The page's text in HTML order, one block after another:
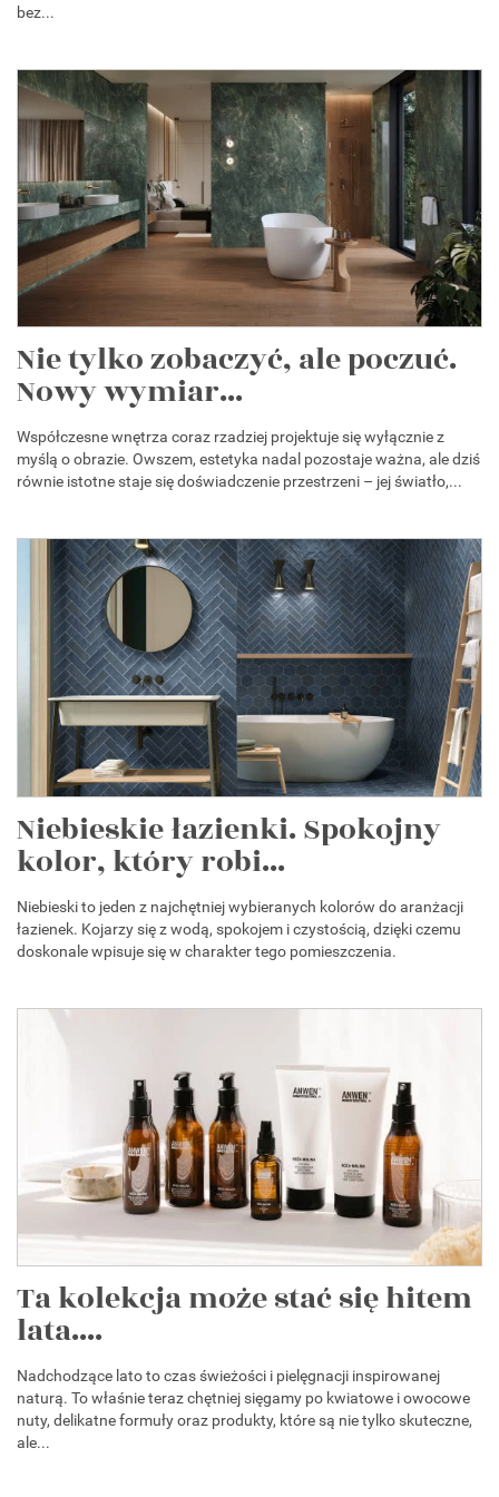
bez...
Nie tylko zobaczyć, ale poczuć.
Nowy wymiar...
Współczesne wnętrza coraz rzadziej projektuje się wyłącznie z
myślą o obrazie. Owszem, estetyka nadal pozostaje ważna, ale dziś
równie istotne staje się doświadczenie przestrzeni – jej światło,...
Niebieskie łazienki. Spokojny
kolor, który robi...
Niebieski to jeden z najchętniej wybieranych kolorów do aranżacji
łazienek. Kojarzy się z wodą, spokojem i czystością, dzięki czemu
doskonale wpisuje się w charakter tego pomieszczenia.
Ta kolekcja może stać się hitem
lata....
Nadchodzące lato to czas świeżości i pielęgnacji inspirowanej
naturą. To właśnie teraz chętniej sięgamy po kwiatowe i owocowe
nuty, delikatne formuły oraz produkty, które są nie tylko skuteczne,
ale...